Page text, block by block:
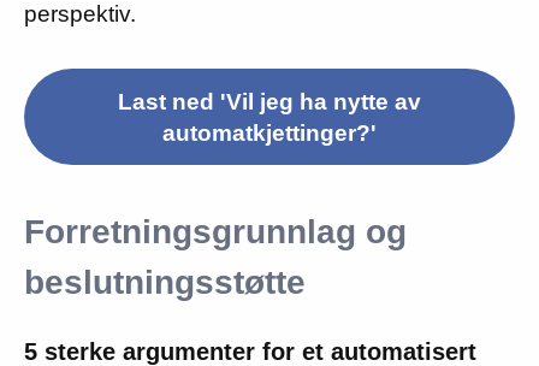
perspektiv.
Last ned 'Vil jeg ha nytte av
automatkjettinger?'
Forretningsgrunnlag og
beslutningsstøtte
5 sterke argumenter for et automatisert